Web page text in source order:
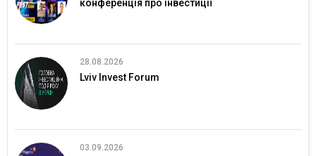
конференція про інвестиції
28.08.2026
Lviv Invest Forum
03.09.2026